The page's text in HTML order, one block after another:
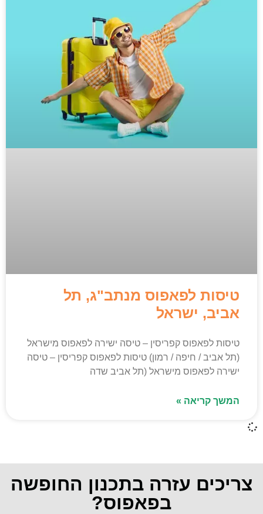
טיסות לפאפוס מנתב"ג, תל
אביב, ישראל
טיסות לפאפוס קפריסין – טיסה ישירה לפאפוס מישראל
(תל אביב / חיפה / רמון) טיסות לפאפוס קפריסין – טיסה
ישירה לפאפוס מישראל (תל אביב שדה
המשך קריאה »
צריכים עזרה בתכנון החופשה
בפאפוס?